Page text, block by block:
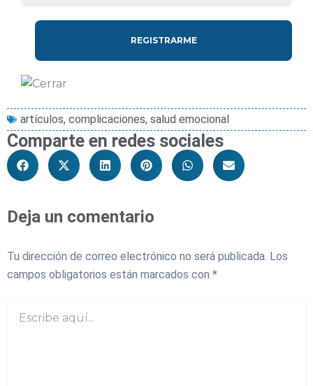
artículos, complicaciones, salud emocional
Comparte en redes sociales
Deja un comentario
Tu dirección de correo electrónico no será publicada. Los
campos obligatorios están marcados con *
aquí...